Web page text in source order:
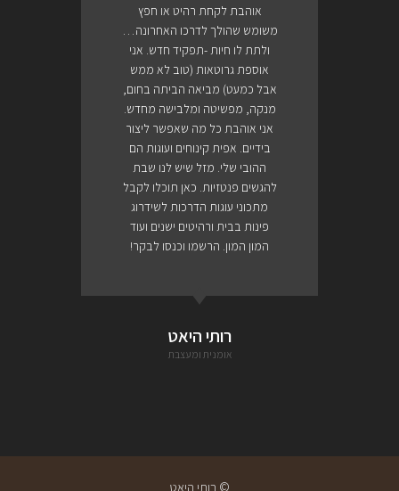
אוהבת לקחת רהיט או חפץ
משומש שהולך לדרכו האחרונה…
ולתת לו חיות -תפקיד חדש. אני
אוספת גרוטאות (טוב לא ממש
אבל כמעט) מביאה הביתה בחום,
מנקה, מפשיטה ומלבישה מחדש.
אני אוהבת כל מה שאפשר ליצור
בידיים. אפית קינוחים ועוגות הם
ההובי שלי. מזל שיש לנו שבת
להגשים פנטזיות. כאן תוכלו לקבל
מתכוני עוגות הדרכות לשידרוג
פינות בבית ורהיטים ישנים ועוד
המון המון. הרשמו וכנסו לבקר!
רותי היאט
אומנית ומעצבת
© רותי היאט